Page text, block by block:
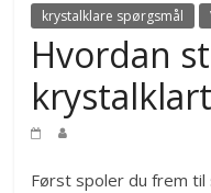
krystalklare spørgsmål
Hvordan
Først spoler du frem